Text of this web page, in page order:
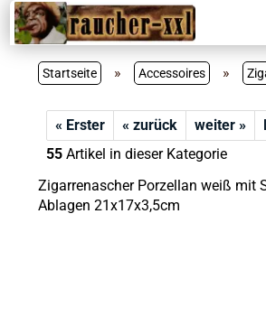
Startseite » Accessoires »
« Erster « zurück weiter »
55Artikel in dieser Kategorie
Zigarrenascher Porzellan weiß mit
Ablagen 21x17x3,5cm